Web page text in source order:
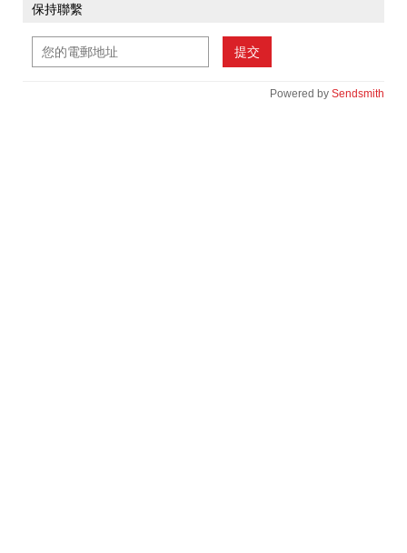
保持聯繫
提交
Powered by Sendsmith